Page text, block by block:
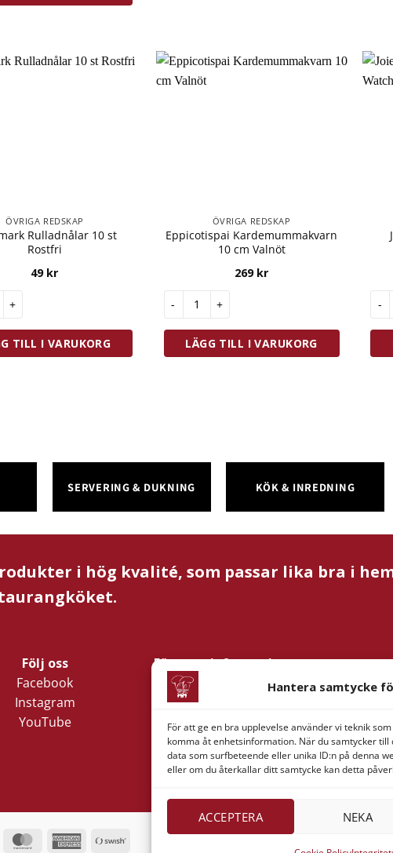
Hantera samtycke
För att ge en bra upplevelse använder vi teknik
komma åt enhetsinformation. När du samtycker till
data som surfbeteende eller unika ID:n på denna
eller om du återkallar ditt samtycke kan detta
ACCEPTERA NEKA
ÖVRIGA REDSKAP
Rulladnålar 10 st
Rostfri
49 kr
Rulladnålar 10 st Rostfri mängd
TILL I VARUKORG
ÖVRIGA REDSKAP
Eppicotispai Kardemummakvarn
10 cm Valnöt
269 kr
Eppicotispai Kardemummakvarn 10 cm
LÄGG TILL I VARUKORG
SERVERING & DUKNING KÖK & INREDNING
i hög kvalité, som passar lika bra i
Följ oss
Facebook
Instagram
YouTube
Företagsinformation
Verner & Verner
Nordstan AB
Lilla Klädpressaregatan
11
411 05 Göteborg
MasterCardAmericanSwish